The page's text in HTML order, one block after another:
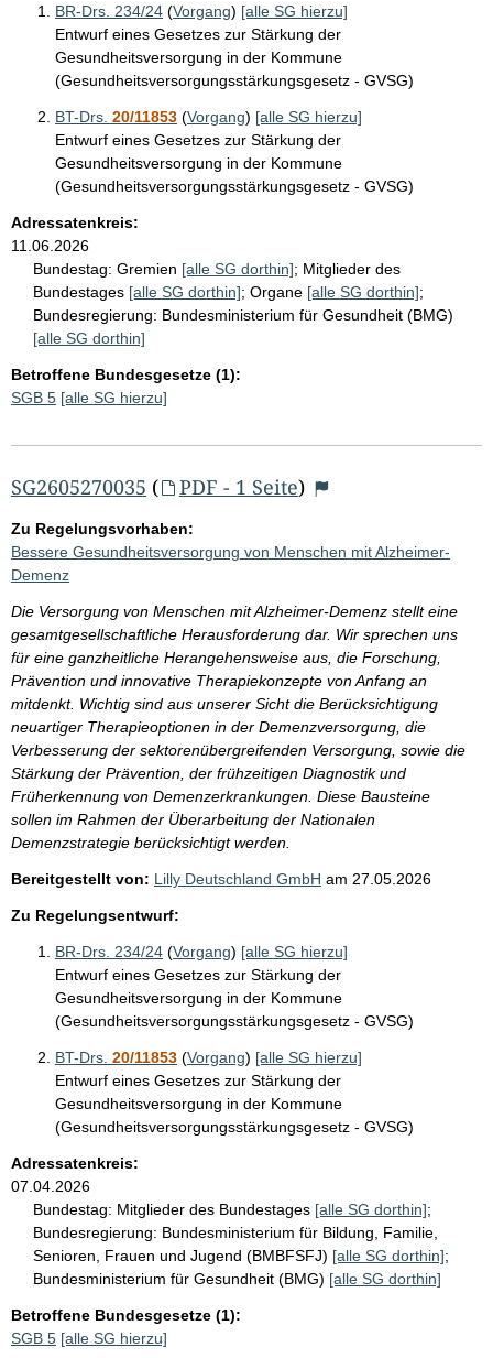
BR-Drs. 234/24 (Vorgang) [alle SG hierzu]
Entwurf eines Gesetzes zur Stärkung der
Gesundheitsversorgung in der Kommune
(Gesundheitsversorgungsstärkungsgesetz - GVSG)
BT-Drs. 20/11853 (Vorgang) [alle SG hierzu]
Entwurf eines Gesetzes zur Stärkung der
Gesundheitsversorgung in der Kommune
(Gesundheitsversorgungsstärkungsgesetz - GVSG)
Adressatenkreis:
11.06.2026
Bundestag: Gremien [alle SG dorthin]; Mitglieder des
Bundestages [alle SG dorthin]; Organe [alle SG dorthin];
Bundesregierung: Bundesministerium für Gesundheit (BMG)
[alle SG dorthin]
Betroffene Bundesgesetze (1):
SGB 5 [alle SG hierzu]
SG2605270035 ( PDF - 1 Seite)
Zu Regelungsvorhaben:
Bessere Gesundheitsversorgung von Menschen mit Alzheimer-
Demenz
Die Versorgung von Menschen mit Alzheimer-Demenz stellt eine
gesamtgesellschaftliche Herausforderung dar. Wir sprechen uns
für eine ganzheitliche Herangehensweise aus, die Forschung,
Prävention und innovative Therapiekonzepte von Anfang an
mitdenkt. Wichtig sind aus unserer Sicht die Berücksichtigung
neuartiger Therapieoptionen in der Demenzversorgung, die
Verbesserung der sektorenübergreifenden Versorgung, sowie die
Stärkung der Prävention, der frühzeitigen Diagnostik und
Früherkennung von Demenzerkrankungen. Diese Bausteine
sollen im Rahmen der Überarbeitung der Nationalen
Demenzstrategie berücksichtigt werden.
Bereitgestellt von: Lilly Deutschland GmbH am 27.05.2026
Zu Regelungsentwurf:
BR-Drs. 234/24 (Vorgang) [alle SG hierzu]
Entwurf eines Gesetzes zur Stärkung der
Gesundheitsversorgung in der Kommune
(Gesundheitsversorgungsstärkungsgesetz - GVSG)
BT-Drs. 20/11853 (Vorgang) [alle SG hierzu]
Entwurf eines Gesetzes zur Stärkung der
Gesundheitsversorgung in der Kommune
(Gesundheitsversorgungsstärkungsgesetz - GVSG)
Adressatenkreis:
07.04.2026
Bundestag: Mitglieder des Bundestages [alle SG dorthin];
Bundesregierung: Bundesministerium für Bildung, Familie,
Senioren, Frauen und Jugend (BMBFSFJ) [alle SG dorthin];
Bundesministerium für Gesundheit (BMG) [alle SG dorthin]
Betroffene Bundesgesetze (1):
SGB 5 [alle SG hierzu]